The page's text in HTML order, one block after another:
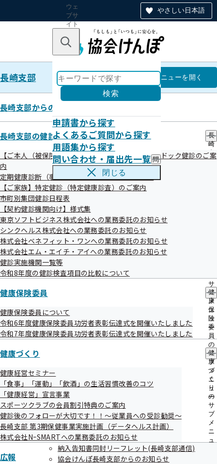
やさしい日本語
ウェ
ブサ
イト
のナ
ン
キーワードで探す
検索
申請書から探す
よくあるご質問から探す
用語集から探す
問い合わせ・届出先一覧 問
い
出
一
覧
の
閉じる
長崎支部 長崎支部
メニューを開く
長崎支部からのお知らせ
長崎支部の健診・保健指導のご案内
長
崎
支
部
サ
ブ
メ
ニ
ュ
ー
【ご本人（被保険者）】生活習慣病予防健診・人間ドック健診のご案
内
定期健康診断（事業者健診）結果の提供のお願い
【ご家族】特定健診（特定健康診査）のご案内
市町別集団健診日程表
【契約健診機関向け】様式集
東京ソフトビジネス株式会社への業務委託のお知らせ
シンクヘルス株式会社への業務委託のお知らせ
株式会社ベネフィット・ワンへの業務委託のお知らせ
株式会社エム・エイチ・アイへの業務委託のお知らせ
健診実施機関一覧等
令和8年度の健診検査項目の比較について
健康保険委員
健
康
保
険
委
員
の
サ
ブ
メ
ニ
ュ
ー
健康保険委員について
令和6年度健康保険委員功労者表彰伝達式を開催いたしました
令和7年度健康保険委員功労者表彰伝達式を開催いたしました
健康づくり
健
康
づ
く
り
の
サ
ブ
メ
ニ
ュ
健康経営セミナー
「食事」「運動」「飲酒」の生活習慣改善のコツ
「健康経営」宣言事業
スポーツクラブの会員割引特典のご案内
健診後のフォローが大切です！！～従業員への受診勧奨～
長崎支部 第3期保健事業実施計画（データヘルス計画）
株式会社NｰSMARTへの業務委託のお知らせ
広報
納入告知書同封リーフレット(長崎支部通信)
協会けんぽ長崎支部からのお知らせ
令和07年07月31日
傷病手当金の支給決定額誤り
発生年月日
令和07年06月11日
事案
支給済みの傷病手当金にかかる更正処理の遅延により、後続
の申請分について誤った日額で支給決定され過払いが生じた
もの。
発生原因
事務処理の遅延。
判明日
令和07年06月13日
判明契機
更正処理を行う際に給付記録を確認したところ、次の申請期
間の傷病手当金が誤った支給日額で決定されていることが判
明。